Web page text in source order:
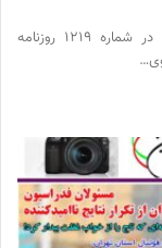
شماره 1219 روزنامه فوتبالز منتشر شد گزیده آنچه در شماره 1219 روزنامه